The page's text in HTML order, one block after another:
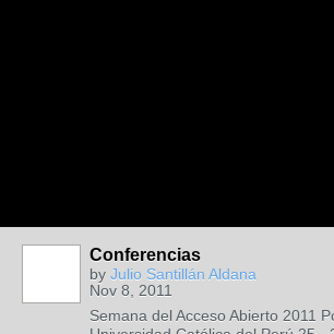
Conferencias
by Julio Santillán Aldana
Nov 8, 2011
Semana del Acceso Abierto 2011